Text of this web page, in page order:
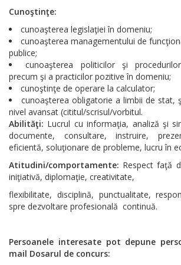
Cunoştinţe:
cunoaşterea legislaţiei în domeniu;
cunoaşterea managementului de
publice;
cunoaşterea politicilor şi
precum şi a practicilor pozitive în domeniu;
cunoştinţe de operare la calculator;
cunoaşterea obligatorie a limbii de stat,
nivel avansat (cititul/scrisul/vorbitul.
Abilităţi: Lucrul cu informaţia, analiză şi
documente, consultare, instruire,
eficientă, soluţionare de probleme, lucru în
Atitudini/comportamente: Respect faţă
iniţiativă, diplomaţie, creativitate,
flexibilitate, disciplină, punctualitate,
spre dezvoltare profesională continuă.
Persoanele interesate pot depune
mail Dosarul de concurs: